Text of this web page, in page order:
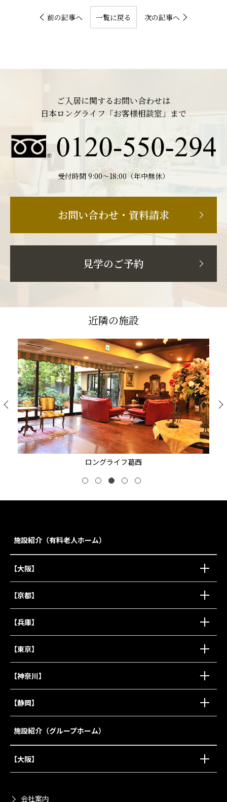
前の記事へ 一覧に戻る 次の記事へ
ご入居に関するお問い合わせは
日本ロングライフ「お客様相談室」まで
受付時間 9:00〜18:00（年中無休）
お問い合わせ・資料請求
見学のご予約
近隣の施設
ロングライフ葛西
施設紹介（有料老人ホーム）
【大阪】
【京都】
【兵庫】
【東京】
【神奈川】
【静岡】
施設紹介（グループホーム）
【大阪】
会社案内